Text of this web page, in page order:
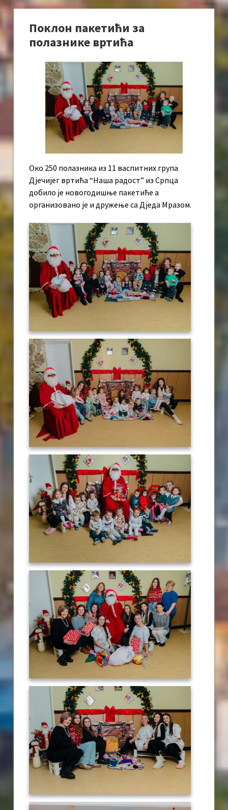
Поклон пакетићи за
полазнике вртића
Око 250 полазника из 11 васпитних група
Дјечијег вртића “Наша радост” из Српца
добило је новогодишње пакетиће а
организовано је и дружење са Дједа Мразом.